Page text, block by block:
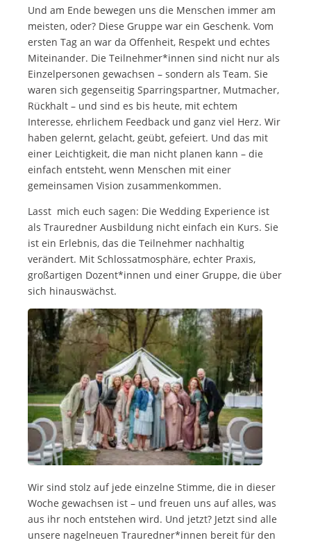
Und am Ende bewegen uns die Menschen immer am
meisten, oder? Diese Gruppe war ein Geschenk. Vom
ersten Tag an war da Offenheit, Respekt und echtes
Miteinander. Die Teilnehmer*innen sind nicht nur als
Einzelpersonen gewachsen – sondern als Team. Sie
waren sich gegenseitig Sparringspartner, Mutmacher,
Rückhalt – und sind es bis heute, mit echtem
Interesse, ehrlichem Feedback und ganz viel Herz. Wir
haben gelernt, gelacht, geübt, gefeiert. Und das mit
einer Leichtigkeit, die man nicht planen kann – die
einfach entsteht, wenn Menschen mit einer
gemeinsamen Vision zusammenkommen.
Lasst mich euch sagen: Die Wedding Experience ist
als Trauredner Ausbildung nicht einfach ein Kurs. Sie
ist ein Erlebnis, das die Teilnehmer nachhaltig
verändert. Mit Schlossatmosphäre, echter Praxis,
großartigen Dozent*innen und einer Gruppe, die über
sich hinauswächst.
Wir sind stolz auf jede einzelne Stimme, die in dieser
Woche gewachsen ist – und freuen uns auf alles, was
aus ihr noch entstehen wird. Und jetzt? Jetzt sind alle
unsere nagelneuen Trauredner*innen bereit für den